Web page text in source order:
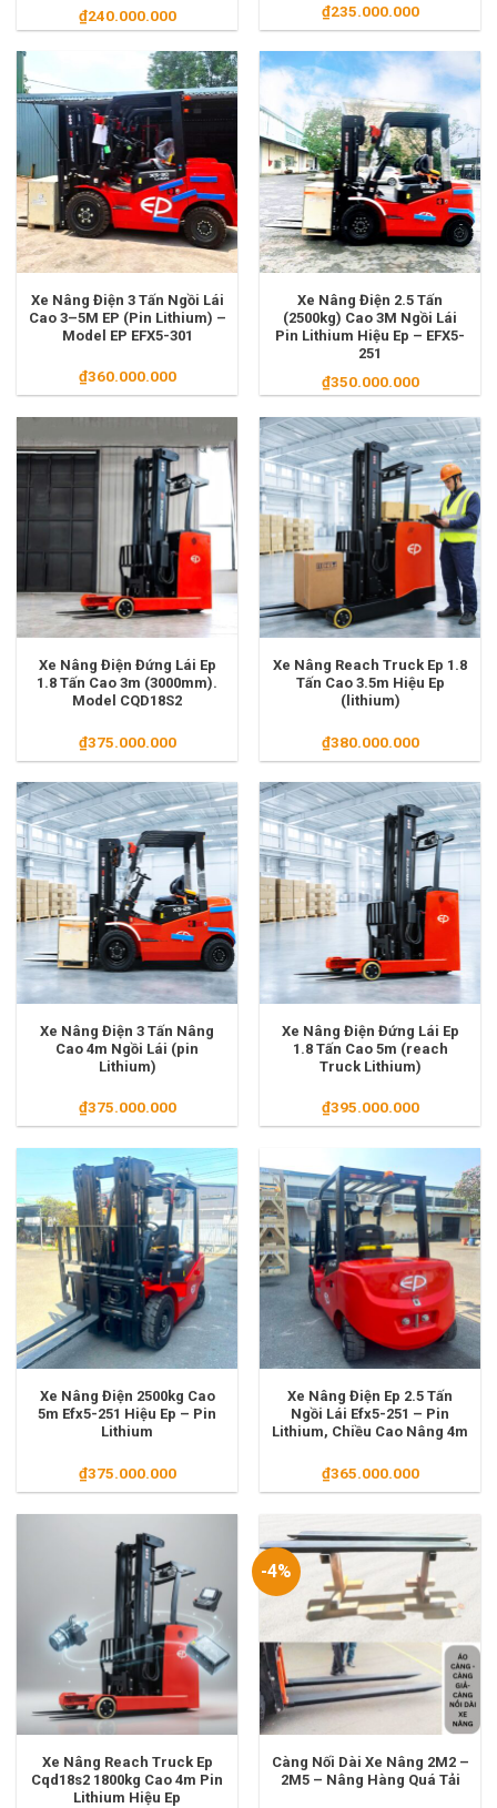
₫240.000.000 ₫235.000.000
Xe Nâng Điện 3 Tấn Ngồi Lái
Cao 3–5M EP (Pin Lithium) –
Model EP EFX5-301
₫360.000.000
Xe Nâng Điện 2.5 Tấn
(2500kg) Cao 3M Ngồi Lái
Pin Lithium Hiệu Ep – EFX5-
251
₫350.000.000
Xe Nâng Điện Đứng Lái Ep
1.8 Tấn Cao 3m (3000mm).
Model CQD18S2
₫375.000.000
Xe Nâng Reach Truck Ep 1.8
Tấn Cao 3.5m Hiệu Ep
(lithium)
₫380.000.000
Xe Nâng Điện 3 Tấn Nâng
Cao 4m Ngồi Lái (pin
Lithium)
₫375.000.000
Xe Nâng Điện Đứng Lái Ep
1.8 Tấn Cao 5m (reach
Truck Lithium)
₫395.000.000
Xe Nâng Điện 2500kg Cao
5m Efx5-251 Hiệu Ep – Pin
Lithium
₫375.000.000
Xe Nâng Điện Ep 2.5 Tấn
Ngồi Lái Efx5-251 – Pin
Lithium, Chiều Cao Nâng 4m
₫365.000.000
Xe Nâng Reach Truck Ep
Cqd18s2 1800kg Cao 4m Pin
Lithium Hiệu Ep
-4%
Càng Nối Dài Xe Nâng 2M2 –
2M5 – Nâng Hàng Quá Tải